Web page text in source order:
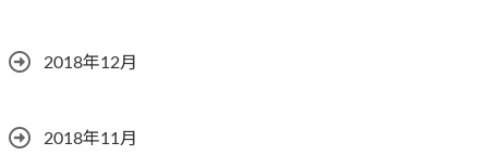
2018年12月
2018年11月